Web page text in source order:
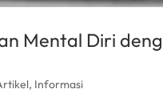
Mental Diri
, Informasi